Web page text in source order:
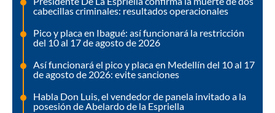
cabecillas criminales: resultados operacionales
Pico y placa en Ibagué: así funcionará la restricción
del 10 al 17 de agosto de 2026
Así funcionará el pico y placa en Medellín del 10 al 17
de agosto de 2026: evite sanciones
Habla Don Luis, el vendedor de panela invitado a la
posesión de Abelardo de la Espriella